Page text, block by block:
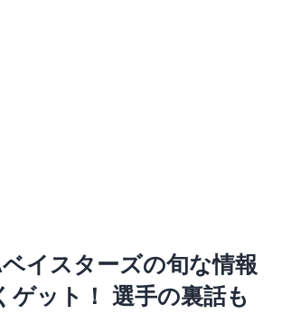
イスターズの旬な情報
ゲット！ 選手の裏話も